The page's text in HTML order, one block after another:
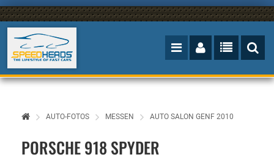
AUTO-FOTOS MESSEN AUTO SALON GENF 2010
PORSCHE 918 SPYDER